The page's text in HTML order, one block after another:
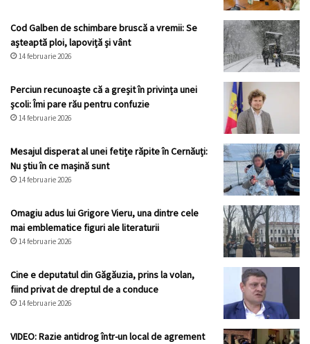
Cod Galben de schimbare bruscă a vremii: Se
așteaptă ploi, lapoviță și vânt
14 februarie 2026
Perciun recunoaște că a greșit în privința unei
școli: Îmi pare rău pentru confuzie
14 februarie 2026
Mesajul disperat al unei fetițe răpite în Cernăuți:
Nu știu în ce mașină sunt
14 februarie 2026
Omagiu adus lui Grigore Vieru, una dintre cele
mai emblematice figuri ale literaturii
14 februarie 2026
Cine e deputatul din Găgăuzia, prins la volan,
fiind privat de dreptul de a conduce
14 februarie 2026
VIDEO: Razie antidrog într-un local de agrement